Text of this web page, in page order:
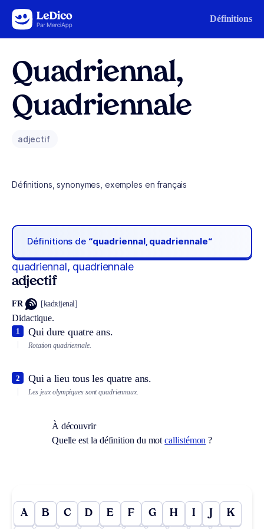
Aller au contenu Définitions
Quadriennal,
Quadriennale
adjectif
Définitions, synonymes, exemples en français
Définitions de “quadriennal, quadriennale“
quadriennal, quadriennale
adjectif
FR [kadʀijenal]
Didactique.
Qui dure quatre ans.
1
Rotation quadriennale.
Qui a lieu tous les quatre ans.
2
Les jeux olympiques sont quadriennaux.
À découvrir
Quelle est la définition du motcallistémon ?
A B C D E F G H I J K